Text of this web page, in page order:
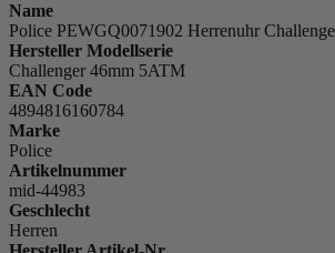
Name
Police PEWGQ0071902 Herrenuhr
Hersteller Modellserie
Challenger 46mm 5ATM
EAN Code
4894816160784
Marke
Police
Artikelnummer
mid-44983
Geschlecht
Herren